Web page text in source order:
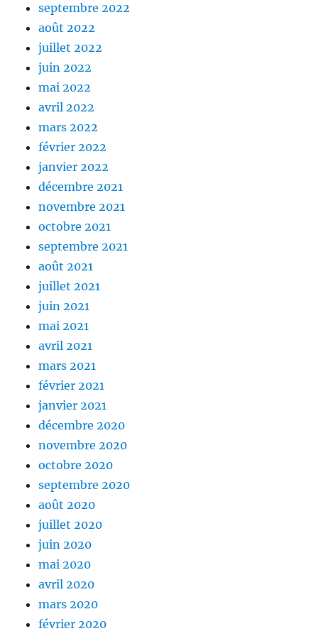
septembre 2022
août 2022
juillet 2022
juin 2022
mai 2022
avril 2022
mars 2022
février 2022
janvier 2022
décembre 2021
novembre 2021
octobre 2021
septembre 2021
août 2021
juillet 2021
juin 2021
mai 2021
avril 2021
mars 2021
février 2021
janvier 2021
décembre 2020
novembre 2020
octobre 2020
septembre 2020
août 2020
juillet 2020
juin 2020
mai 2020
avril 2020
mars 2020
février 2020